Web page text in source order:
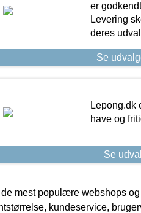
er
Levering
deres
Se
Lepong.dk
have og
Se
mest populære webshops
kundeservice,